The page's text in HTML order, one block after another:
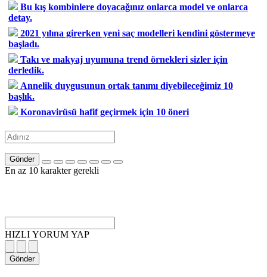
Bu kış kombinlere doyacağınız onlarca model ve onlarca
detay.
2021 yılına girerken yeni saç modelleri kendini göstermeye
başladı.
Takı ve makyaj uyumuna trend örnekleri sizler için
derledik.
Annelik duygusunun ortak tanımı diyebileceğimiz 10
başlık.
Koronavirüsü hafif geçirmek için 10 öneri
Gönder
En az 10 karakter gerekli
HIZLI YORUM YAP
Gönder